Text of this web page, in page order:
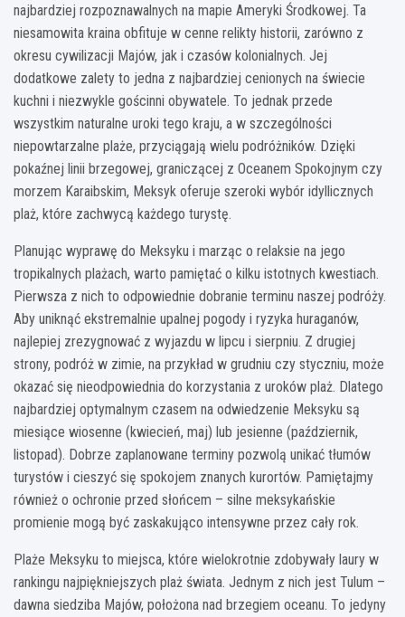
najbardziej rozpoznawalnych na mapie Ameryki Środkowej. Ta
niesamowita kraina obfituje w cenne relikty historii, zarówno z
okresu cywilizacji Majów, jak i czasów kolonialnych. Jej
dodatkowe zalety to jedna z najbardziej cenionych na świecie
kuchni i niezwykle gościnni obywatele. To jednak przede
wszystkim naturalne uroki tego kraju, a w szczególności
niepowtarzalne plaże, przyciągają wielu podróżników. Dzięki
pokaźnej linii brzegowej, graniczącej z Oceanem Spokojnym czy
morzem Karaibskim, Meksyk oferuje szeroki wybór idyllicznych
plaż, które zachwycą każdego turystę.
Planując wyprawę do Meksyku i marząc o relaksie na jego
tropikalnych plażach, warto pamiętać o kilku istotnych kwestiach.
Pierwsza z nich to odpowiednie dobranie terminu naszej podróży.
Aby uniknąć ekstremalnie upalnej pogody i ryzyka huraganów,
najlepiej zrezygnować z wyjazdu w lipcu i sierpniu. Z drugiej
strony, podróż w zimie, na przykład w grudniu czy styczniu, może
okazać się nieodpowiednia do korzystania z uroków plaż. Dlatego
najbardziej optymalnym czasem na odwiedzenie Meksyku są
miesiące wiosenne (kwiecień, maj) lub jesienne (październik,
listopad). Dobrze zaplanowane terminy pozwolą unikać tłumów
turystów i cieszyć się spokojem znanych kurortów. Pamiętajmy
również o ochronie przed słońcem – silne meksykańskie
promienie mogą być zaskakująco intensywne przez cały rok.
Plaże Meksyku to miejsca, które wielokrotnie zdobywały laury w
rankingu najpiękniejszych plaż świata. Jednym z nich jest Tulum –
dawna siedziba Majów, położona nad brzegiem oceanu. To jedyny